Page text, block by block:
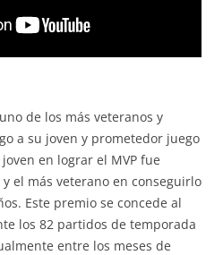
de los más veteranos y
a su joven y prometedor juego
en lograr el MVP fue
y el más veterano en conseguirlo
Este premio se concede al
los 82 partidos de temporada
entre los meses de